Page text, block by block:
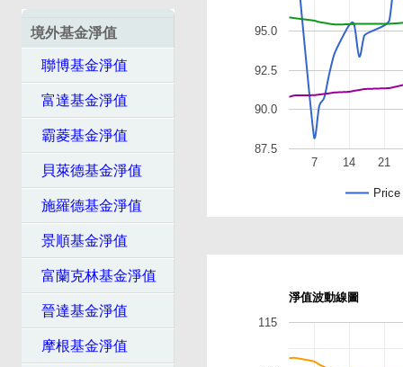
境外基金淨值
聯博基金淨值
富達基金淨值
霸菱基金淨值
貝萊德基金淨值
施羅德基金淨值
景順基金淨值
富蘭克林基金淨值
晉達基金淨值
摩根基金淨值
Price
7 14 21
87.5
90.0
92.5
95.0
淨值波動線圖
115